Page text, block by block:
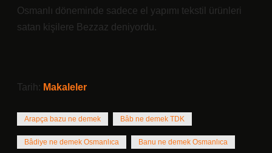
Osmanlı döneminde sadece el yapımı tekstil ürünleri
satan kişilere Bezzaz deniyordu.
Tarih: Makaleler
Arapça bazu ne demek Bâb ne demek TDK
Bâdiye ne demek Osmanlıca Banu ne demek Osmanlıca